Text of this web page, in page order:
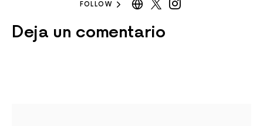
FOLLOW
Deja un comentario